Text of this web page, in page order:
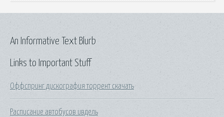
Links to Important Stuff
Оффспринг дискография торрент скачать
Расписание автобусов ивдель
An Informative Text Blurb